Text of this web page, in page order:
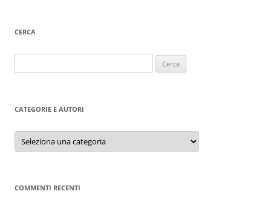
CERCA
per:
CATEGORIE E AUTORI
Categorie
autori
COMMENTI RECENTI